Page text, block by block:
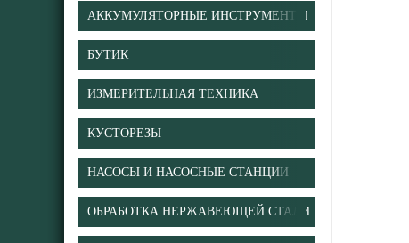
АККУМУЛЯТОРНЫЕ ИНСТРУМЕНТЫ
БУТИК
ИЗМЕРИТЕЛЬНАЯ ТЕХНИКА
КУСТОРЕЗЫ
НАСОСЫ И НАСОСНЫЕ СТАНЦИИ
ОБРАБОТКА НЕРЖАВЕЮЩЕЙ СТАЛИ